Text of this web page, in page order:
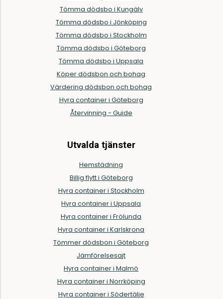
Tömma dödsbo i Kungälv
Tömma dödsbo i Jönköping
Tömma dödsbo i Stockholm
Tömma dödsbo i Göteborg
Tömma dödsbo i Uppsala
Köper dödsbon och bohag
Värdering dödsbon och bohag
Hyra container i Göteborg
Återvinning - Guide
Utvalda tjänster
Hemstädning
Billig flytt i Göteborg
Hyra container i Stockholm
Hyra container i Uppsala
Hyra container i Frölunda
Hyra container i Karlskrona
Tömmer dödsbon i Göteborg
Jämförelsesajt
Hyra container i Malmö
Hyra container i Norrköping
Hyra container i Södertälje